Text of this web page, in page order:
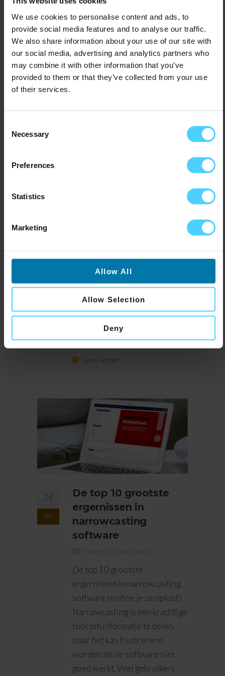
We use cookies to personalise content and ads, to
provide social media features and to analyse our traffic.
We also share information about your use of our site with
our social media, advertising and analytics partners who
may combine it with other information that you’ve
provided to them or that they’ve collected from your use
of their services.
Selection
Necessary
Preferences
Statistics
Marketing
Allow All
Allow Selection
Deny
jan
optimaal functioneren? Veel
organisaties willen graag aan
de slag met narrowcasting,
maar zitten met oudere
schermen waar ze niet direct
afscheid van willen nemen. In
Lees verder
24
dec
De top 10 grootste
ergernissen in
narrowcasting
software
De top 10 grootste
ergernissen in narrowcasting
software (en hoe je ze oplost)
Narrowcasting is een krachtige
tool om informatie te delen,
maar het kan frustrerend
worden als de software niet
goed werkt. Veel gebruikers